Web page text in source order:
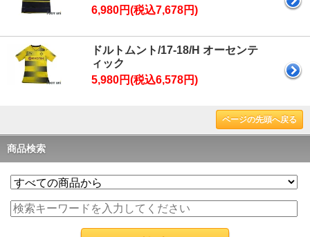
6,980円(税込7,678円)
ドルトムント/17-18/H オーセンテ
ィック
5,980円(税込6,578円)
ページの先頭へ戻る
商品検索